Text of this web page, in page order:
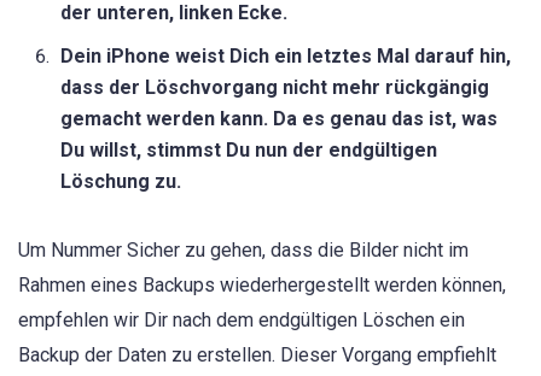
der unteren, linken Ecke.
Dein iPhone weist Dich ein letztes Mal darauf hin,
dass der Löschvorgang nicht mehr rückgängig
gemacht werden kann. Da es genau das ist, was
Du willst, stimmst Du nun der endgültigen
Löschung zu.
Um Nummer Sicher zu gehen, dass die Bilder nicht im
Rahmen eines Backups wiederhergestellt werden können,
empfehlen wir Dir nach dem endgültigen Löschen ein
Backup der Daten zu erstellen. Dieser Vorgang empfiehlt